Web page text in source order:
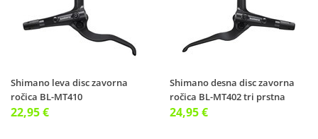
Shimano leva disc zavorna
ročica BL-MT410
22,95 €
Shimano desna disc zavorna
ročica BL-MT402 tri prstna
24,95 €